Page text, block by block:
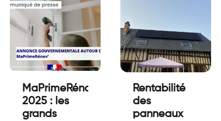
MaPrimeRénov’
2025 : les
grands
Rentabilité
des
panneaux